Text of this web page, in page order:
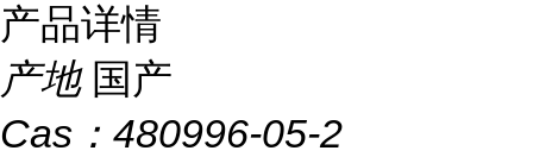
产品详情
产地 国产
Cas： 480996-05-2